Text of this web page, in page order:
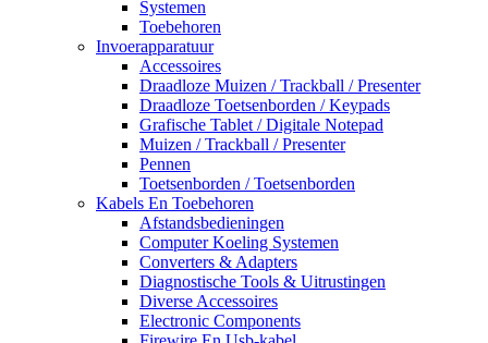
Systemen
Toebehoren
Invoerapparatuur
Accessoires
Draadloze Muizen / Trackball / Presenter
Draadloze Toetsenborden / Keypads
Grafische Tablet / Digitale Notepad
Muizen / Trackball / Presenter
Pennen
Toetsenborden / Toetsenborden
Kabels En Toebehoren
Afstandsbedieningen
Computer Koeling Systemen
Converters & Adapters
Diagnostische Tools & Uitrustingen
Diverse Accessoires
Electronic Components